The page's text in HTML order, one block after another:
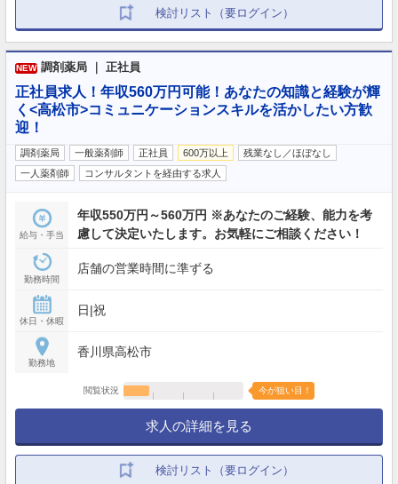
検討リスト（要ログイン）
NEW 調剤薬局 ｜ 正社員
正社員求人！年収560万円可能！あなたの知識と経験が輝
く<高松市>コミュニケーションスキルを活かしたい方歓
迎！
調剤薬局 一般薬剤師 正社員 600万以上
残業なし／ほぼなし
一人薬剤師
コンサルタントを経由する求人
給与・手当
年収550万円～560万円 ※あなたのご経験、能力を考
慮して決定いたします。お気軽にご相談ください！
勤務時間
店舗の営業時間に準ずる
休日・休暇
日|祝
勤務地
香川県高松市
閲覧状況 今が狙い目！
求人の詳細を見る
検討リスト（要ログイン）